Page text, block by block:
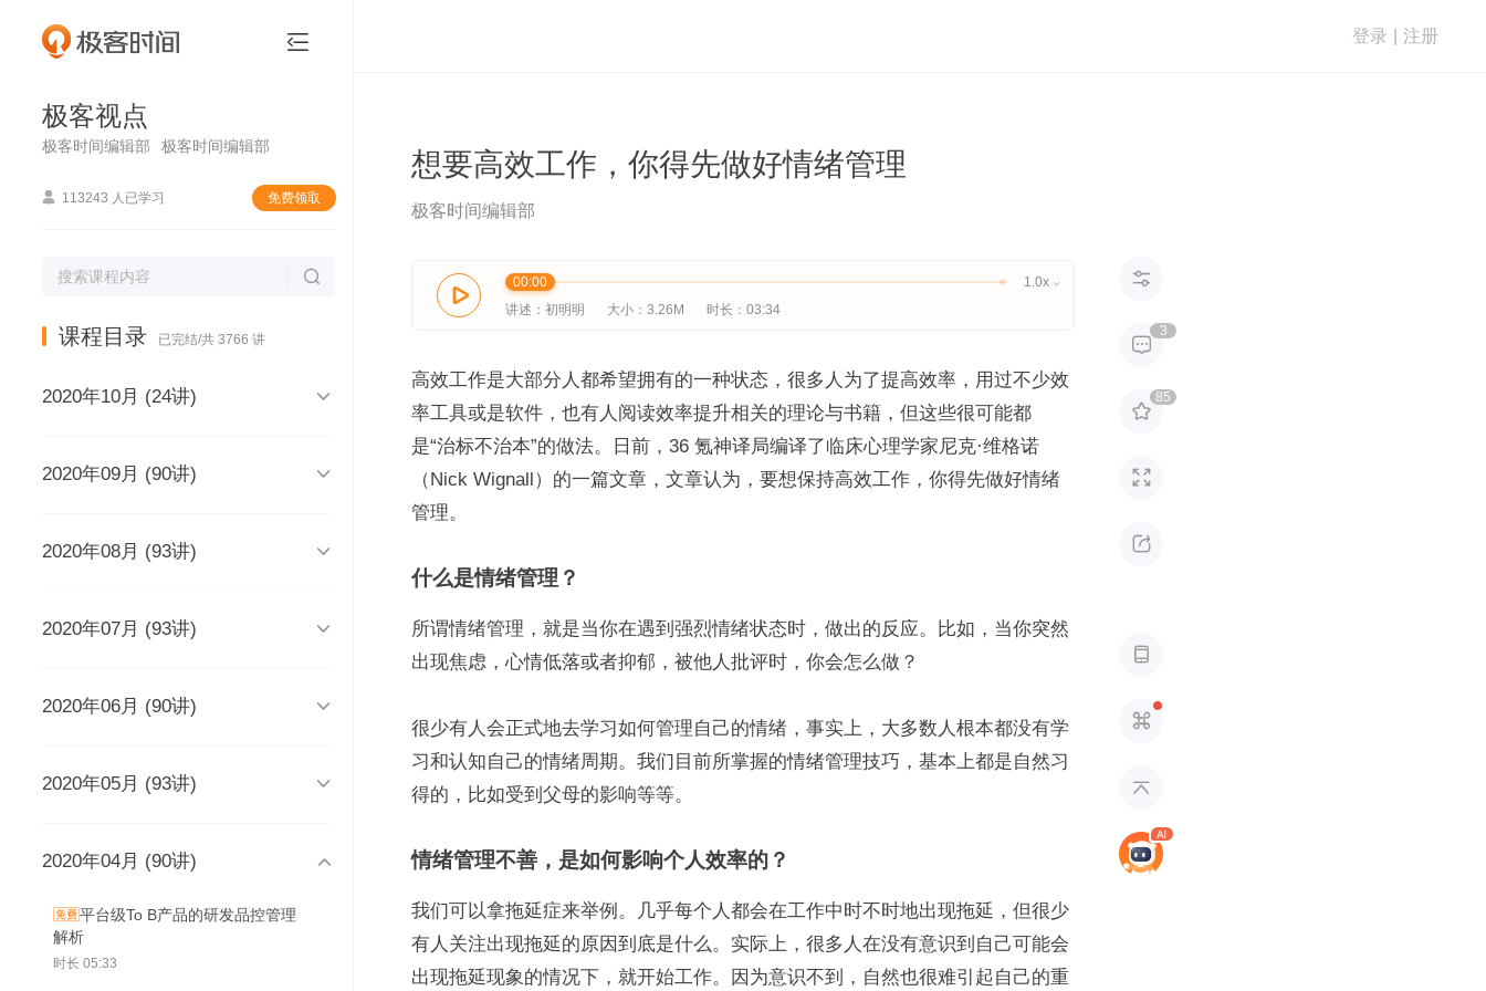

极客视点
极客时间编辑部 极客时间编辑部
 113243 人已学习 免费领取

课程目录 已完结/共 3766 讲
2020年10月 (24讲) 
极客视点，和你说声再见，再见
DevOps工程师该懂些什么？
摆脱焦虑的3个方法
成长为高级工程师要扪心自问的
时长 05:10
为什么当代年轻人“过目就忘”？
时长 04:48
2020年09月 (90讲) 
Java人应该知道的10大GitHub仓
时长 05:53
度，三大主线”
如何产出规范、安全、高质量的
代码？
时长 06:46
2020年08月 (93讲) 
架构师能力模型（上）
架构师能力模型（下）
为什么需要数据仓库？
如何做一个懂产品的程序员？
给想进互联网大厂的程序员三条
建议
2020年07月 (93讲) 
新基建为什么需要区块链？
系统出现故障怎么办？
关于技术层面的4点研发经验
为React开发人员推荐8个测试工
具、库和框架
2020年06月 (90讲) 
成为高级数据架构师的三个必杀
略的缺失？
时长 04:36
2020年05月 (93讲) 
推荐8个强大的远程调试工具
每个程序员都曾犯过的经典错误
时长 04:50
2020年04月 (90讲) 
平台级To B产品的研发品控管理
解析
时长 05:33
 极客视点 登录 注册
想要高效工作，你得先做好情绪管理
极客时间编辑部

00:00 1.0x 
讲述：初明明 大小：3.26M 时长：03:34
高效工作是大部分人都希望拥有的一种状态，很多人为了提高效率，用过不少效
率工具或是软件，也有人阅读效率提升相关的理论与书籍，但这些很可能都
是“治标不治本”的做法。日前，36 氪神译局编译了临床心理学家尼克·维格诺
（Nick Wignall）的一篇文章，文章认为，要想保持高效工作，你得先做好情绪
管理。
什么是情绪管理？
所谓情绪管理，就是当你在遇到强烈情绪状态时，做出的反应。比如，当你突然
出现焦虑，心情低落或者抑郁，被他人批评时，你会怎么做？
很少有人会正式地去学习如何管理自己的情绪，事实上，大多数人根本都没有学
习和认知自己的情绪周期。我们目前所掌握的情绪管理技巧，基本上都是自然习
得的，比如受到父母的影响等等。
情绪管理不善，是如何影响个人效率的？
我们可以拿拖延症来举例。几乎每个人都会在工作中时不时地出现拖延，但很少
有人关注出现拖延的原因到底是什么。实际上，很多人在没有意识到自己可能会
出现拖延现象的情况下，就开始工作。因为意识不到，自然也很难引起自己的重


3

85




